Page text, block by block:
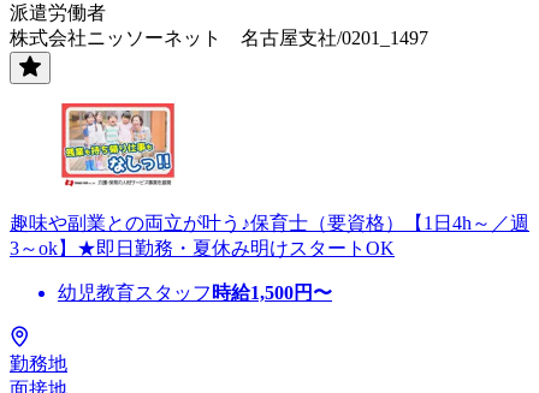
派遣労働者
株式会社ニッソーネット 名古屋支社/0201_1497
趣味や副業との両立が叶う♪保育士（要資格）【1日4h～／週
3～ok】★即日勤務・夏休み明けスタートOK
幼児教育スタッフ 時給1,500円〜
勤務地
面接地